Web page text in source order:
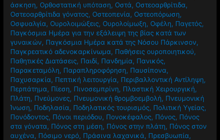
άσκηση, Ορθοστατική υπόταση, Οστά, Οστεοαρθρίτιδα,
Οστεοαρθρίτιδα γόνατος, Οστεοπενία, Οστεοπόρωση,
Οσφυαλγία, Ουρολοιμώξεις, Ουρολοίμωξη, Οφέλη, Παγετός,
Παγκόσμια Ημέρα για την εξάλειψη της βίας κατά των
γυναικών, Παγκόσμια Ημέρα κατά της Νόσου Πάρκινσον,
Παγκρεατικό αδενοκαρκίνωμα, Παθήσεις ουροποιητικού,
Παθητικές Διατάσεις, Παιδί, Πανδημία, Πανικός,
Παρακεταμόλη, Παραπληροφόρηση, Παυσίπονα,
Παχυσαρκία, Πεπτική λειτουργία, Περιβαλλοντική Αντίληψη,
Περπάτημα, Πίεση, Πινοσεμπρίνη, Πλαστική Χειρουργική,
Πλάτη, Πνεύμονες, Πνευμονική θρομβοεμβολή, Πνευμονική
Ίνωση, Ποδηλασία, Ποδηλατικός τουρισμός, Πολιτική Υγείας,
Πονόδοντος, Πόνοι περιόδου, Πονοκέφαλος, Πόνος, Πόνος
στα γόνατα, Πόνος στη μέση, Πόνος στην πλάτη, Πόνος στον
αυχένα, Πόσιμο νερό, Πράσινα λαχανικά, Πρεσβυωπία,